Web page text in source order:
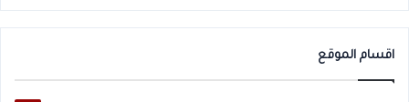
اقسام الموقع